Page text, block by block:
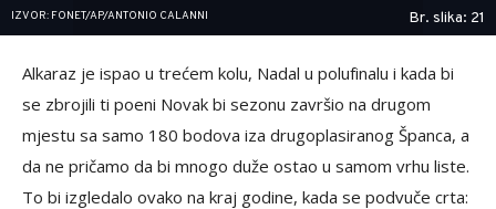
IZVOR: FONET/AP/ANTONIO CALANNI Br. slika: 21
Alkaraz je ispao u trećem kolu, Nadal u polufinalu i kada bi
se zbrojili ti poeni Novak bi sezonu završio na drugom
mjestu sa samo 180 bodova iza drugoplasiranog Španca, a
da ne pričamo da bi mnogo duže ostao u samom vrhu liste.
To bi izgledalo ovako na kraj godine, kada se podvuče crta: